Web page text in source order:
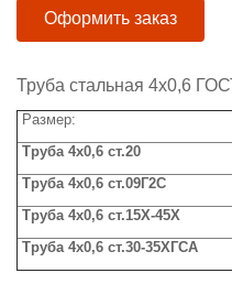
Оформить заказ
Труба стальная 4х0,6
Размер:
Труба 4х0,6 ст.20
Труба 4х0,6 ст.09Г2С
Труба 4х0,6 ст.15Х-45Х
Труба 4х0,6 ст.30-35ХГСА